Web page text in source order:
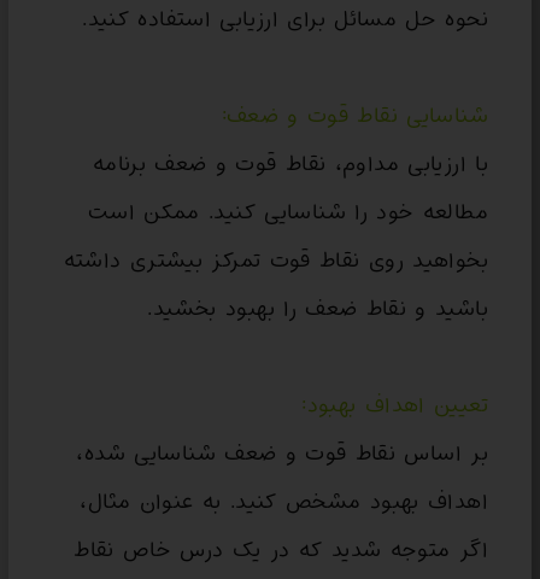
نحوه حل مسائل برای ارزیابی استفاده کنید.
شناسایی نقاط قوت و ضعف:
با ارزیابی مداوم، نقاط قوت و ضعف برنامه
مطالعه خود را شناسایی کنید. ممکن است
بخواهید روی نقاط قوت تمرکز بیشتری داشته
باشید و نقاط ضعف را بهبود بخشید.
تعیین اهداف بهبود:
بر اساس نقاط قوت و ضعف شناسایی شده،
اهداف بهبود مشخص کنید. به عنوان مثال،
اگر متوجه شدید که در یک درس خاص نقاط